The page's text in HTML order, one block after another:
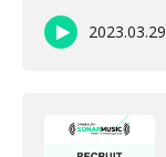
2023.03.29